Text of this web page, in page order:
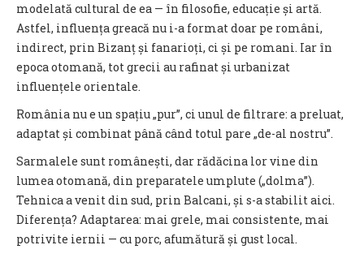
modelată cultural de ea — în filosofie, educație și artă.
Astfel, influența greacă nu i-a format doar pe români,
indirect, prin Bizanț și fanarioți, ci și pe romani. Iar în
epoca otomană, tot grecii au rafinat și urbanizat
influențele orientale.
România nu e un spațiu „pur”, ci unul de filtrare: a preluat,
adaptat și combinat până când totul pare „de-al nostru”.
Sarmalele sunt românești, dar rădăcina lor vine din
lumea otomană, din preparatele umplute („dolma”).
Tehnica a venit din sud, prin Balcani, și s-a stabilit aici.
Diferența? Adaptarea: mai grele, mai consistente, mai
potrivite iernii — cu porc, afumătură și gust local.